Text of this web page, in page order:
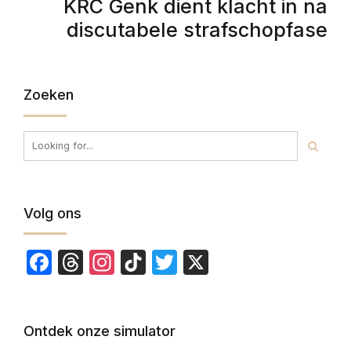
KRC Genk dient klacht in na
discutabele strafschopfase
Zoeken
Volg ons
Facebook
Threads
Instagram
TikTokTwitter
Ontdek onze simulator